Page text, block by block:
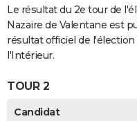
S'inscrire
Se connecter
Lycées
Collèges
Primaires
Universités
Entreprises
Service militaire
Avis de recherche
AVIS DE DÉCÈS
FORUM
Bricolage
Lifestyle
Culture
Sport
Auto
Television
Voyage
Cinema
Le résultat du 2e tour de
Nazaire de Valentane est
résultat officiel de
l'Intérieur.
TOUR 2
Candidat